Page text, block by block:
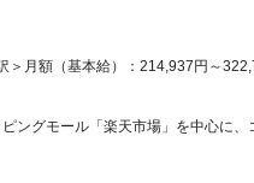
＞月額（基本給）：214,937円～
ングモール「楽天市場」を中心に、